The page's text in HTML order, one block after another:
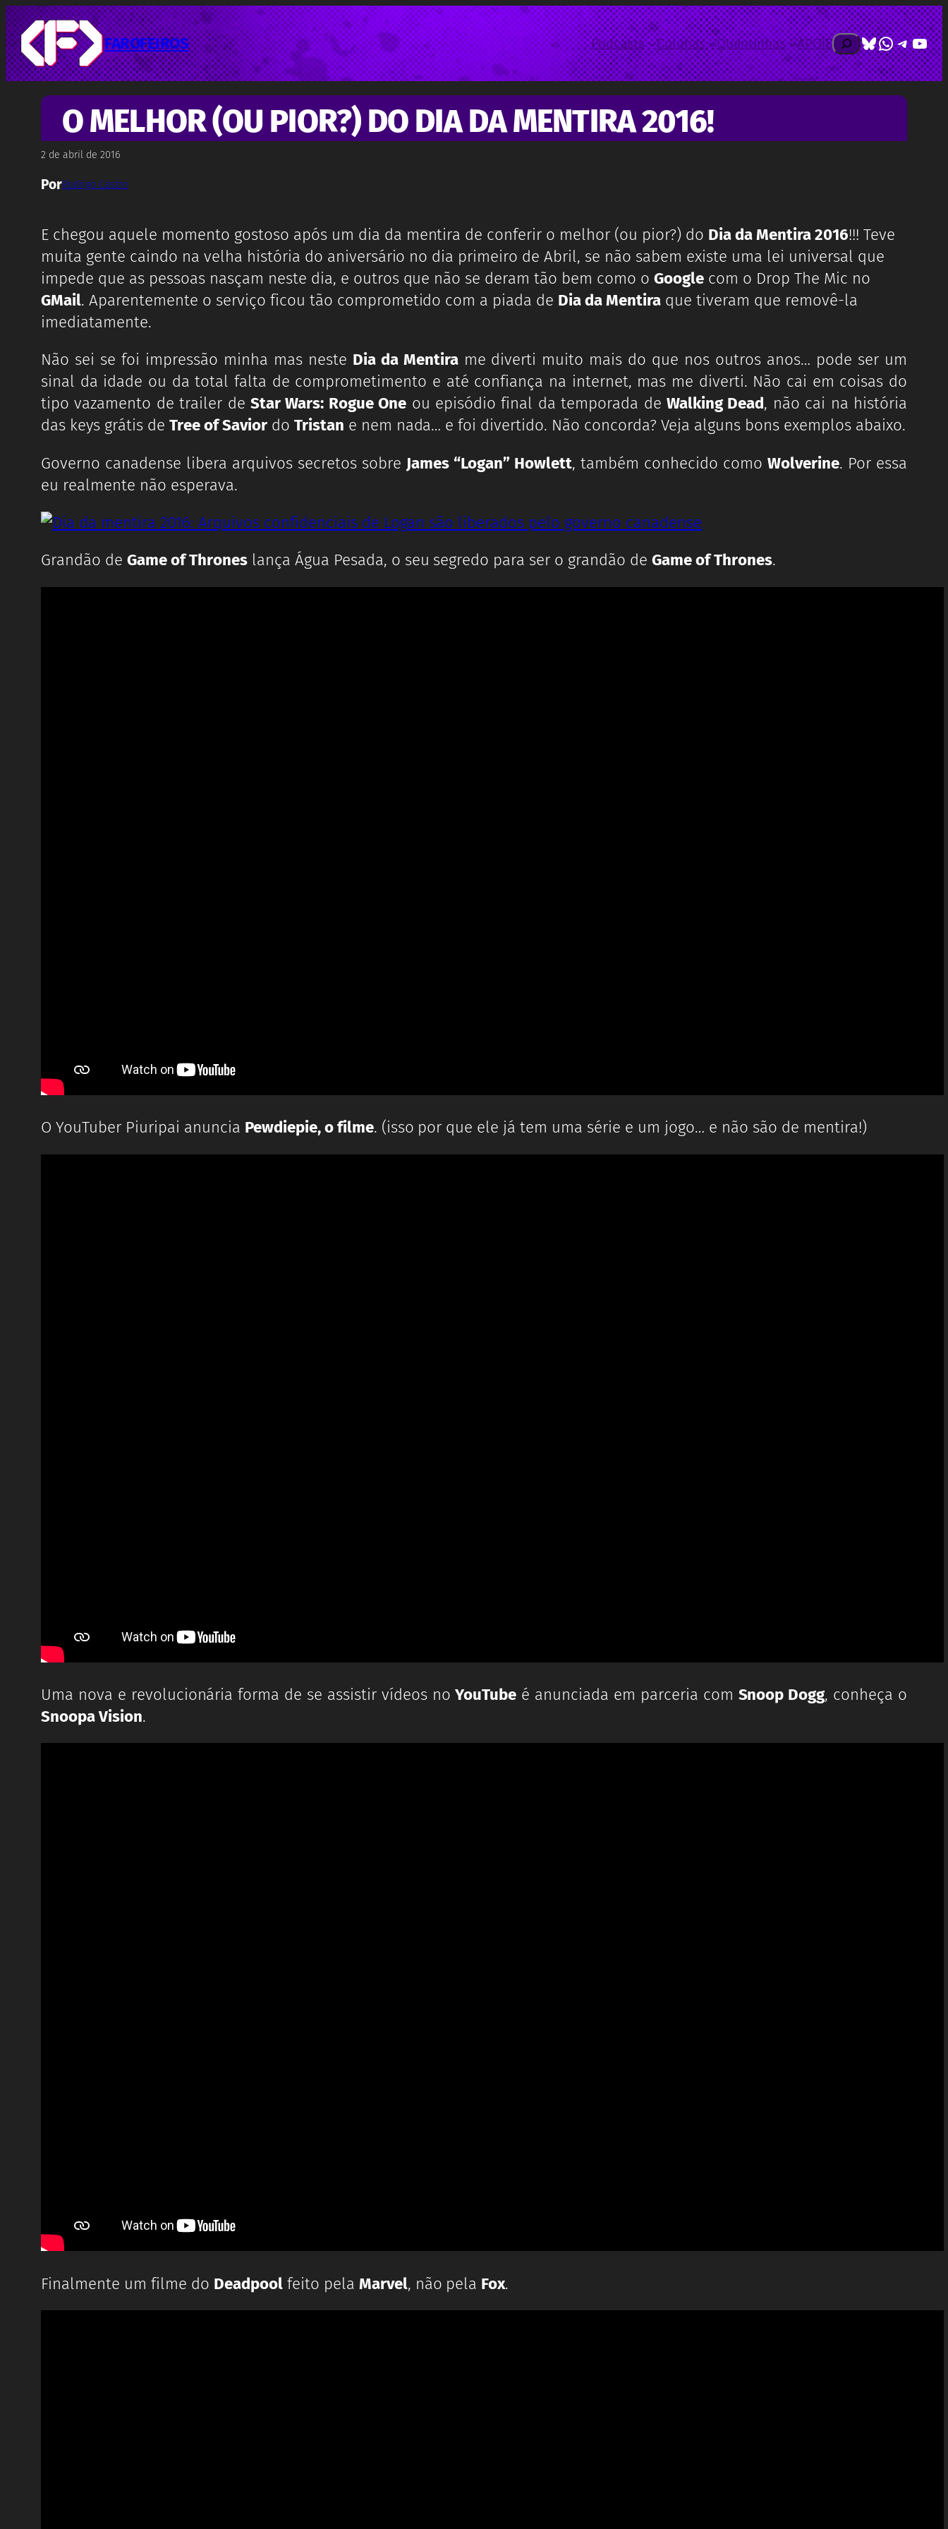
Pular
para
o
conteúdo
FAROFEIROS Podcasts Colunas Quentinhas APOIEPesquisarBluesky
O MELHOR (OU PIOR?) DO DIA DA MENTIRA 2016!
2 de abril de 2016
PorRodrigo Castro
E chegou aquele momento gostoso após um dia da mentira de conferir o melhor (ou pior?) do Dia da Mentira 2016!!! Teve
muita gente caindo na velha história do aniversário no dia primeiro de Abril, se não sabem existe uma lei universal que
impede que as pessoas nasçam neste dia, e outros que não se deram tão bem como oGoogle com o Drop The Mic no
GMail. Aparentemente o serviço ficou tão comprometido com a piada de Dia da Mentira que tiveram que removê-la
imediatamente.
Não sei se foi impressão minha mas neste Dia da Mentirame diverti muito mais do que nos outros anos… pode ser um
sinal da idade ou da total falta de comprometimento e até confiança na internet, mas me diverti. Não cai em coisas do
tipo vazamento de trailer de Star Wars: Rogue One ou episódio final da temporada deWalking Dead, não cai na história
das keys grátis de Tree of Saviordo Tristan e nem nada… e foi divertido. Não concorda? Veja alguns bons exemplos abaixo.
Governo canadense libera arquivos secretos sobre James “Logan” Howlett, também conhecido comoWolverine. Por essa
eu realmente não esperava.
Grandão de Game of Throneslança Água Pesada, o seu segredo para ser o grandão deGame of Thrones.
O YouTuber Piuripai anuncia Pewdiepie, o filme. (isso por que ele já tem uma série e um jogo… e não são de mentira!)
Uma nova e revolucionária forma de se assistir vídeos noYouTube é anunciada em parceria com Snoop Dogg, conheça o
Snoopa Vision.
Finalmente um filme do Deadpoolfeito pela Marvel, não pela Fox.